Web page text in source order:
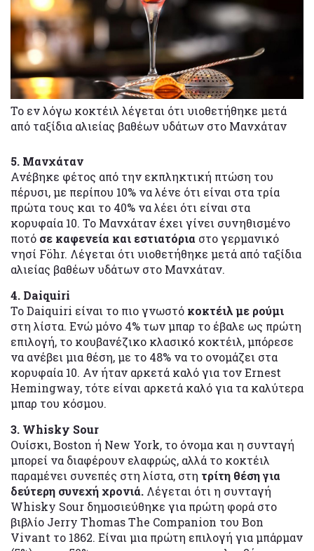
Το εν λόγω κοκτέιλ λέγεται ότι υιοθετήθηκε μετά
από ταξίδια αλιείας βαθέων υδάτων στο Μανχάταν
5. Μανχάταν
Ανέβηκε φέτος από την εκπληκτική πτώση του
πέρυσι, με περίπου 10% να λένε ότι είναι στα τρία
πρώτα τους και το 40% να λέει ότι είναι στα
κορυφαία 10. Το Μανχάταν έχει γίνει συνηθισμένο
ποτό σε καφενεία και εστιατόρια στο γερμανικό
νησί Föhr. Λέγεται ότι υιοθετήθηκε μετά από ταξίδια
αλιείας βαθέων υδάτων στο Μανχάταν.
4. Daiquiri
Το Daiquiri είναι το πιο γνωστό κοκτέιλ με ρούμι
στη λίστα. Ενώ μόνο 4% των μπαρ το έβαλε ως πρώτη
επιλογή, το κουβανέζικο κλασικό κοκτέιλ, μπόρεσε
να ανέβει μια θέση, με το 48% να το ονομάζει στα
κορυφαία 10. Αν ήταν αρκετά καλό για τον Ernest
Hemingway, τότε είναι αρκετά καλό για τα καλύτερα
μπαρ του κόσμου.
3. Whisky Sour
Ουίσκι, Boston ή New York, το όνομα και η συνταγή
μπορεί να διαφέρουν ελαφρώς, αλλά το κοκτέιλ
παραμένει συνεπές στη λίστα, στη τρίτη θέση για
δεύτερη συνεχή χρονιά. Λέγεται ότι η συνταγή
Whisky Sour δημοσιεύθηκε για πρώτη φορά στο
βιβλίο Jerry Thomas The Companion του Bon
Vivant το 1862. Είναι μια πρώτη επιλογή για μπάρμαν